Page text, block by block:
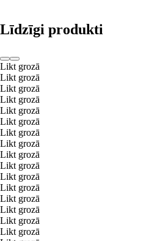
Līdzīgi produkti
Likt grozā
Likt grozā
Likt grozā
Likt grozā
Likt grozā
Likt grozā
Likt grozā
Likt grozā
Likt grozā
Likt grozā
Likt grozā
Likt grozā
Likt grozā
Likt grozā
Likt grozā
Likt grozā